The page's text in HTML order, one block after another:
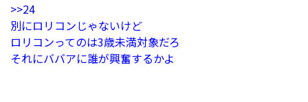
>>24
別にロリコンじゃないけど
ロリコンってのは3歳未満対象だろ
それにババアに誰が興奮するかよ